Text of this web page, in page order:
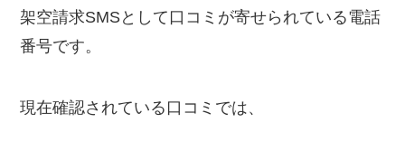
架空請求SMSとして口コミが寄せられている電話
番号です。
現在確認されている口コミでは、